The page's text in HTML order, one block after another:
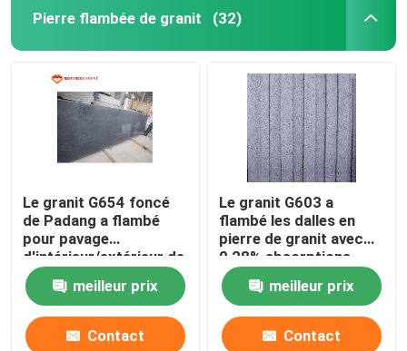
Pierre flambée de granit (32)
Le granit G654 foncé
de Padang a flambé
pour pavage
d'intérieur/extérieur de
plancher
meilleur prix
Contact
Le granit G603 a
flambé les dalles en
pierre de granit avec
0,28% absorptions
d'eau
meilleur prix
Contact